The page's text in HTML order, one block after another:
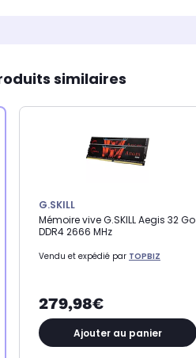
similaires
G.SKILL
Mémoire vive G.SKILL Aegis 32 Go
DDR4 2666 MHz
Vendu et expédié par TOPBIZ
279,98€
Ajouter au panier